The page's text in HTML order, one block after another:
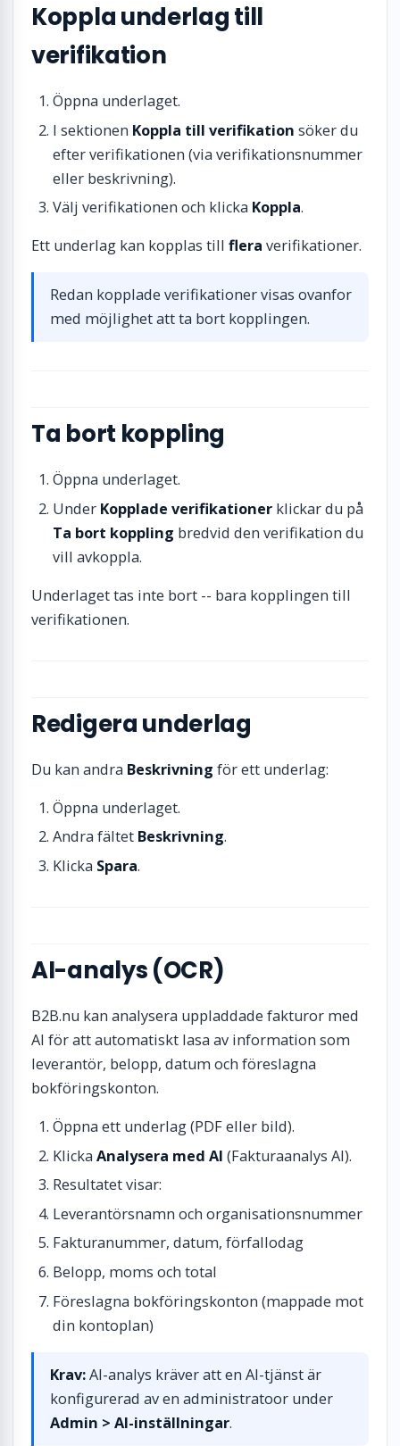
Koppla underlag till
verifikation
Öppna underlaget.
I sektionen Koppla till verifikation söker du
efter verifikationen (via verifikationsnummer
eller beskrivning).
Välj verifikationen och klicka Koppla.
Ett underlag kan kopplas till flera verifikationer.
Redan kopplade verifikationer visas ovanfor
med möjlighet att ta bort kopplingen.
Ta bort koppling
Öppna underlaget.
Under Kopplade verifikationer klickar du på
Ta bort koppling bredvid den verifikation du
vill avkoppla.
Underlaget tas inte bort -- bara kopplingen till
verifikationen.
Redigera underlag
Du kan andra Beskrivning för ett underlag:
Öppna underlaget.
Andra fältet Beskrivning.
Klicka Spara.
AI-analys (OCR)
B2B.nu kan analysera uppladdade fakturor med
AI för att automatiskt lasa av information som
leverantör, belopp, datum och föreslagna
bokföringskonton.
Öppna ett underlag (PDF eller bild).
Klicka Analysera med AI (Fakturaanalys AI).
Resultatet visar:
Leverantörsnamn och organisationsnummer
Fakturanummer, datum, förfallodag
Belopp, moms och total
Föreslagna bokföringskonton (mappade mot
din kontoplan)
Krav:AI-analys kräver att en AI-tjänst är
konfigurerad av en administratoor under
Admin > AI-inställningar.